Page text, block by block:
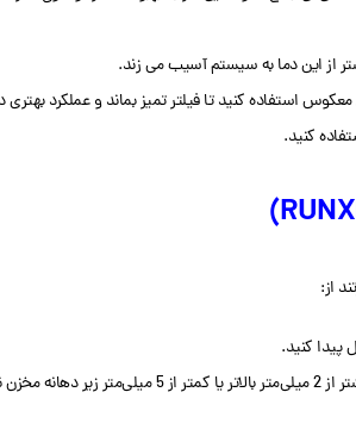
استفاده کنید تا فیلتر تمیز بماند و عملکرد بهتری
از:
پیدا کنید.
شود.